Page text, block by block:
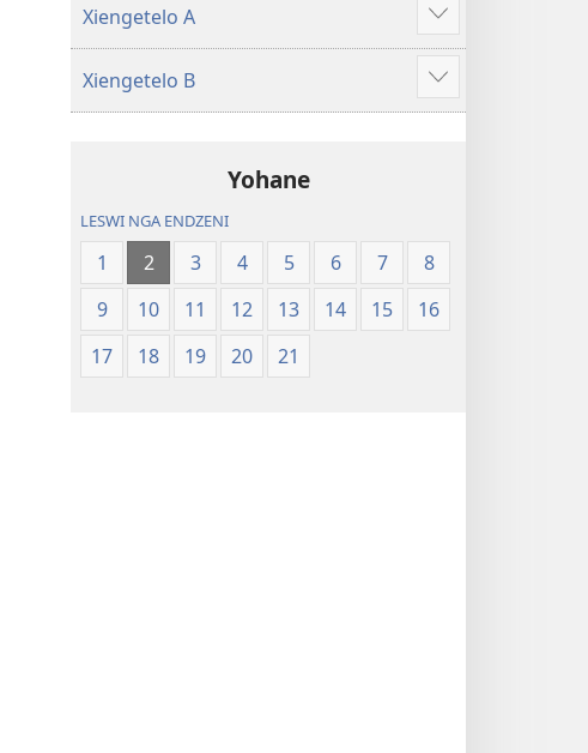
Xiengetelo A
Show
more
Xiengetelo B
Show
more
Yohane
LESWI NGA ENDZENI
1 2 3 4 5 6 7
8
9
10 11 12 13 14 15
16
17
18 19 20 21